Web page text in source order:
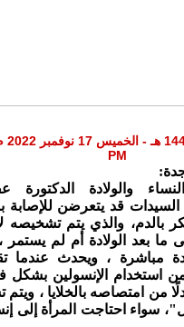
PM
والولادة الدكتورة
قد يتعرضن
بالدم، والذي يتم تشخيصه
ما بعد الولادة أم لم يستمر
مباشرة ، ويحدث عندما
استخدام الإنسولين بشكل
من امتصاصه بالخلايا ،
سواء احتاجت المرأة إلى